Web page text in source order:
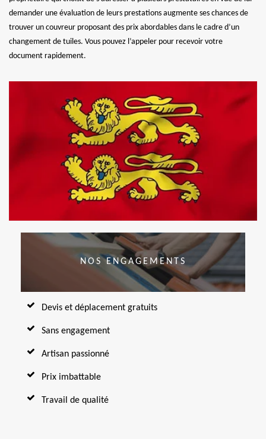
demander une évaluation de leurs prestations augmente ses chances de
trouver un couvreur proposant des prix abordables dans le cadre d’un
changement de tuiles. Vous pouvez l’appeler pour recevoir votre
document rapidement.
NOS ENGAGEMENTS
Devis et déplacement gratuits
Sans engagement
Artisan passionné
Prix imbattable
Travail de qualité